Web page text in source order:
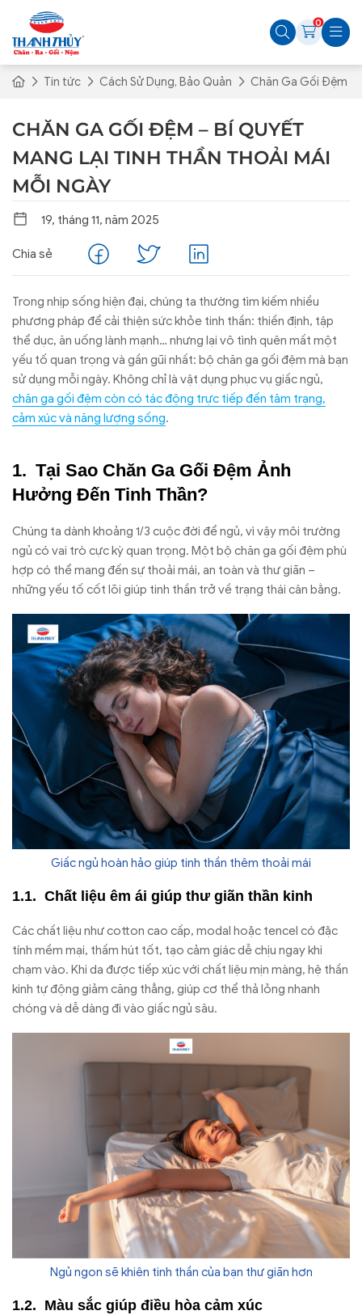
0
Tin tức Cách Sử Dụng, Bảo Quản Chăn Ga Gối Đệm –
CHĂN GA GỐI ĐỆM – BÍ QUYẾT
MANG LẠI TINH THẦN THOẢI MÁI
MỖI NGÀY
19, tháng 11, năm 2025
Chia sẻ
Trong nhịp sống hiện đại, chúng ta thường tìm kiếm nhiều
phương pháp để cải thiện sức khỏe tinh thần: thiền định, tập
thể dục, ăn uống lành mạnh… nhưng lại vô tình quên mất một
yếu tố quan trọng và gần gũi nhất: bộ chăn ga gối đệm mà bạn
sử dụng mỗi ngày. Không chỉ là vật dụng phục vụ giấc ngủ,
chăn ga gối đệm còn có tác động trực tiếp đến tâm trạng,
cảm xúc và năng lượng sống.
Tại Sao Chăn Ga Gối Đệm Ảnh
Hưởng Đến Tinh Thần?
Chúng ta dành khoảng 1/3 cuộc đời để ngủ, vì vậy môi trường
ngủ có vai trò cực kỳ quan trọng. Một bộ chăn ga gối đệm phù
hợp có thể mang đến sự thoải mái, an toàn và thư giãn –
những yếu tố cốt lõi giúp tinh thần trở về trạng thái cân bằng.
Giấc ngủ hoàn hảo giúp tinh thần thêm thoải mái
Chất liệu êm ái giúp thư giãn thần kinh
Các chất liệu như cotton cao cấp, modal hoặc tencel có đặc
tính mềm mại, thấm hút tốt, tạo cảm giác dễ chịu ngay khi
chạm vào. Khi da được tiếp xúc với chất liệu mịn màng, hệ thần
kinh tự động giảm căng thẳng, giúp cơ thể thả lỏng nhanh
chóng và dễ dàng đi vào giấc ngủ sâu.
Ngủ ngon sẽ khiên tinh thần của bạn thư giãn hơn
Màu sắc giúp điều hòa cảm xúc